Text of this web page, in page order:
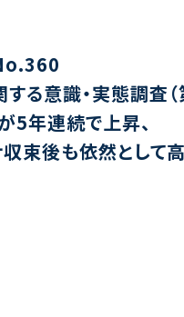
問
意識・実態調査（
5年連続で上昇、
束後も依然として